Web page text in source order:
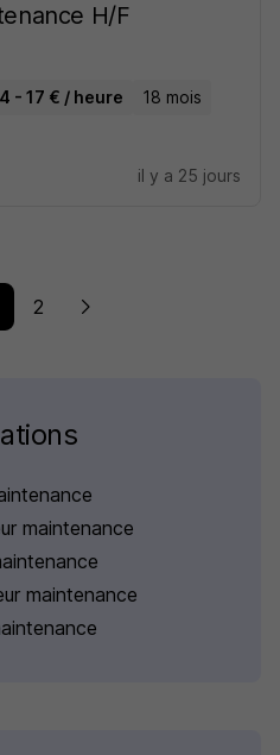
H/F
- 17 € / heure 18 mois
il y a 25 jours
2
maintenance
maintenance